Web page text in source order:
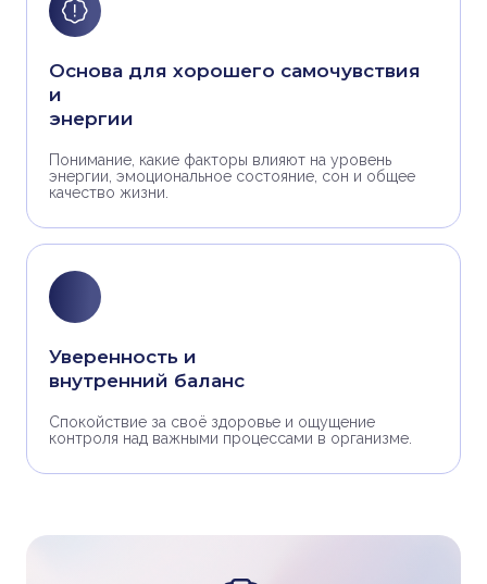
Основа для хорошего самочувствия
и
энергии
Понимание, какие факторы влияют на уровень
энергии, эмоциональное состояние, сон и общее
качество жизни.
Уверенность и
внутренний баланс
Спокойствие за своё здоровье и ощущение
контроля над важными процессами в организме.